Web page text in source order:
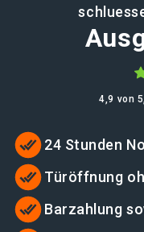
4,9 von
24 Stunden
Türöffnung
Barzahlung